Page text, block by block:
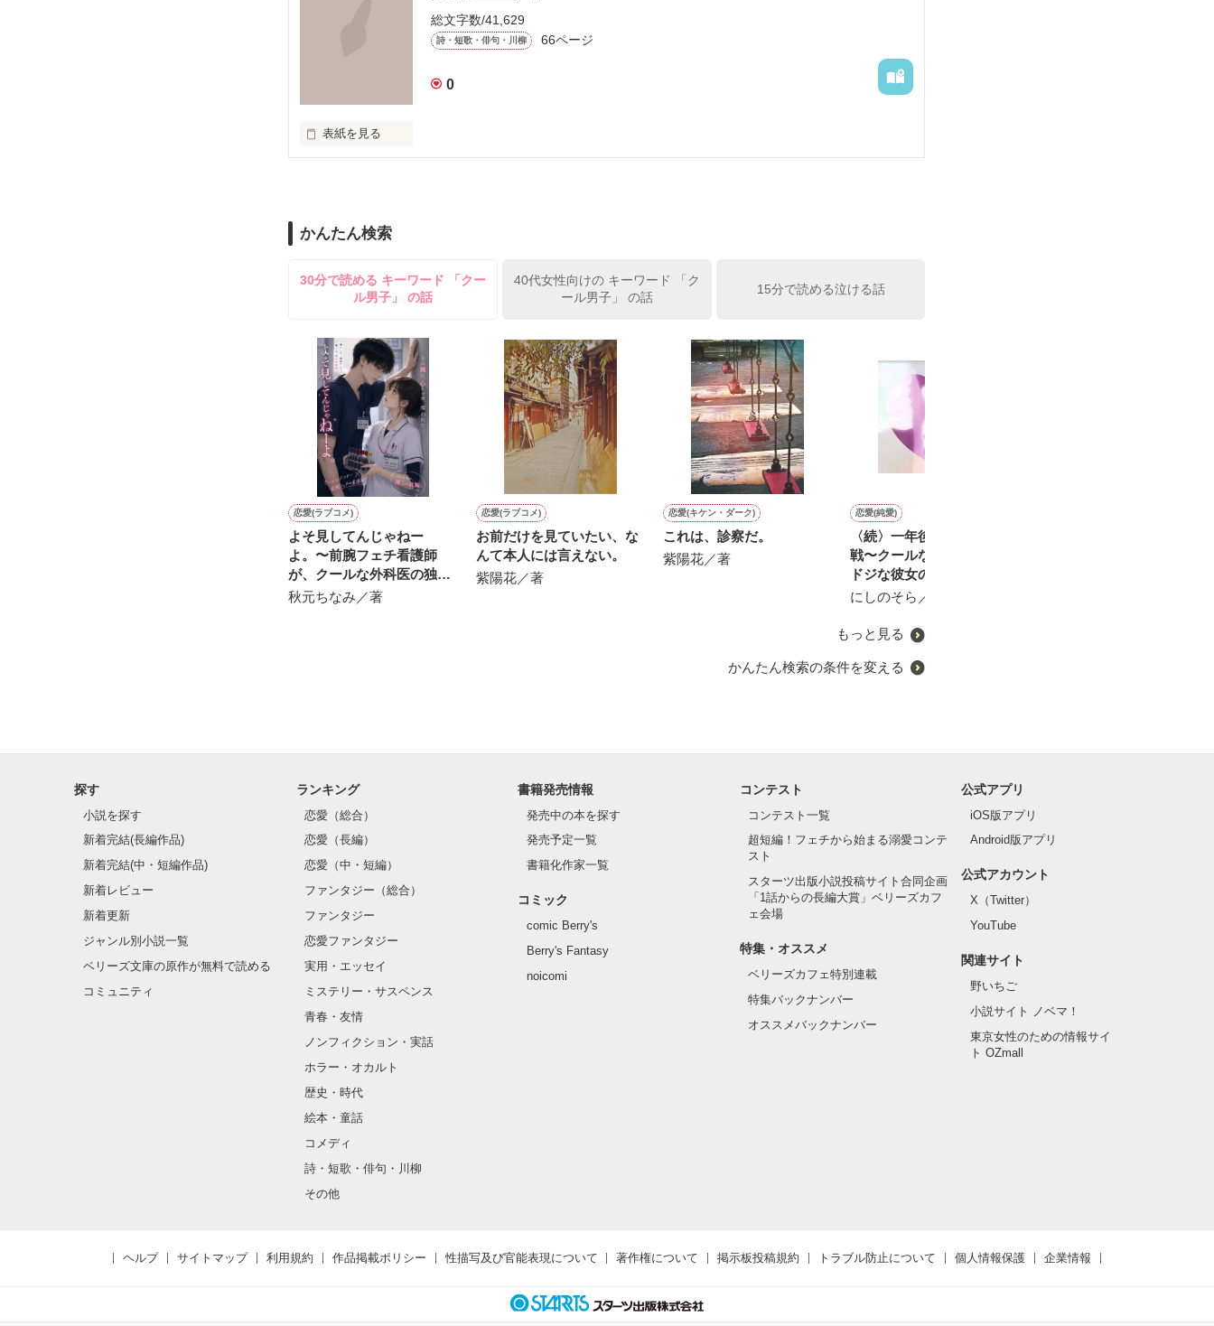
無知を振りかざして
もがいたふりをしていた
知っていく度に
やっと君との
総文字数/41,629
詩・短歌・俳句・川柳 66ページ
0
表紙を見る
かんたん検索
30分で読める キーワード 「クー
ル男子」 の話
40代女性向けの キーワード 「ク
ール男子」 の話
15分で読める泣ける話
恋愛(ラブコメ)
よそ見してんじゃねー
よ。〜前腕フェチ看護師
が、クールな外科医の独占
愛に捕まりました〜
秋元ちなみ／著
恋愛(ラブコメ)
お前だけを見ていたい、な
んて本人には言えない。
紫陽花／著
恋愛(キケン・ダーク)
これは、診察だ。
紫陽花／著
恋愛(純愛)
〈続〉一年後 恋の攻防
戦〜クールな彼とちょっと
ドジな彼女の攻防戦〜
にしのそら／著
もっと見る
かんたん検索の条件を変える
探す
小説を探す
新着完結(長編作品)
新着完結(中・短編作品)
新着レビュー
新着更新
ジャンル別小説一覧
ベリーズ文庫の原作が無料で読める
コミュニティ
ランキング
恋愛（総合）
恋愛（長編）
恋愛（中・短編）
ファンタジー（総合）
ファンタジー
恋愛ファンタジー
実用・エッセイ
ミステリー・サスペンス
青春・友情
ノンフィクション・実話
ホラー・オカルト
歴史・時代
絵本・童話
コメディ
詩・短歌・俳句・川柳
その他
書籍発売情報
発売中の本を探す
発売予定一覧
書籍化作家一覧
コミック
comic Berry's
Berry's Fantasy
noicomi
コンテスト
コンテスト一覧
超短編！フェチから始まる溺愛コンテ
スト
スターツ出版小説投稿サイト合同企画
「1話からの長編大賞」ベリーズカフ
ェ会場
特集・オススメ
ベリーズカフェ特別連載
特集バックナンバー
オススメバックナンバー
公式アプリ
iOS版アプリ
Android版アプリ
公式アカウント
X（Twitter）
YouTube
関連サイト
野いちご
小説サイト ノベマ！
東京女性のための情報サイ
ト OZmall
ヘルプ サイトマップ 利用規約 作品掲載ポリシー 性描写及び官能表現について 著作権について 掲示板投稿規約 トラブル防止について 個人情報保護 企業情報